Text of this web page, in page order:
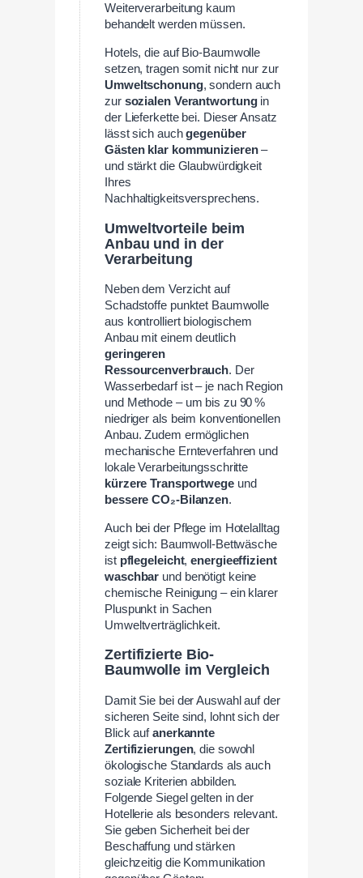
Weiterverarbeitung kaum
behandelt werden müssen.
Hotels, die auf Bio-Baumwolle
setzen, tragen somit nicht nur zur
Umweltschonung, sondern auch
zur sozialen Verantwortungin
der Lieferkette bei. Dieser Ansatz
lässt sich auchgegenüber
Gästen klar kommunizieren–
und stärkt die Glaubwürdigkeit
Ihres
Nachhaltigkeitsversprechens.
Umweltvorteile beim
Anbau und in der
Verarbeitung
Neben dem Verzicht auf
Schadstoffe punktet Baumwolle
aus kontrolliert biologischem
Anbau mit einem deutlich
geringeren
Ressourcenverbrauch. Der
Wasserbedarf ist – je nach Region
und Methode – um bis zu 90 %
niedriger als beim konventionellen
Anbau. Zudem ermöglichen
mechanische Ernteverfahren und
lokale Verarbeitungsschritte
kürzere Transportwege und
bessere CO₂-Bilanzen.
Auch bei der Pflege im Hotelalltag
zeigt sich: Baumwoll-Bettwäsche
ist pflegeleicht,energieeffizient
waschbar und benötigt keine
chemische Reinigung – ein klarer
Pluspunkt in Sachen
Umweltverträglichkeit.
Zertifizierte Bio-
Baumwolle im Vergleich
Damit Sie bei der Auswahl auf der
sicheren Seite sind, lohnt sich der
Blick aufanerkannte
Zertifizierungen, die sowohl
ökologische Standards als auch
soziale Kriterien abbilden.
Folgende Siegel gelten in der
Hotellerie als besonders relevant.
Sie geben Sicherheit bei der
Beschaffung und stärken
gleichzeitig die Kommunikation